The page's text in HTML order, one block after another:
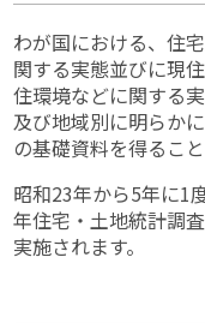
わが国における、住
関する実態並びに現
住環境などに関する
及び地域別に明らか
の基礎資料を得るこ
昭和23年から5年に1
年住宅・土地統計調
実施されます。